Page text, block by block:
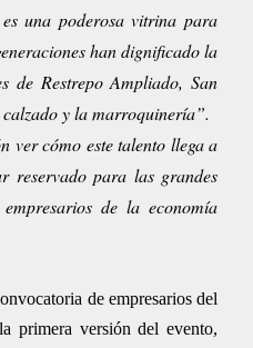
una poderosa vitrina para
han dignificado la
de Restrepo Ampliado, San
y la marroquinería”.
ver cómo este talento llega a
reservado para las grandes
de la economía
de empresarios del
primera versión del evento,